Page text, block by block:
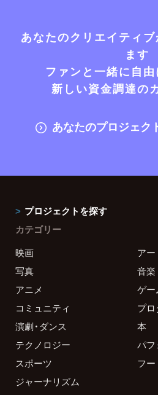
あなたのクリエイティ
ます
ファンと一緒に自
新しい資金調達の
あなたのプロジェク
プロジェクトを探す
カテゴリー
映画
アー
写真
音楽
アニメ
ゲー
コミュニティ
プロ
演劇・ダンス
本
テクノロジー
パフ
スポーツ
フー
ジャーナリズム